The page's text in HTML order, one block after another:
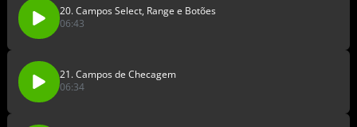
20. Campos Select, Range e Botões
06:43
21. Campos de Checagem
06:34